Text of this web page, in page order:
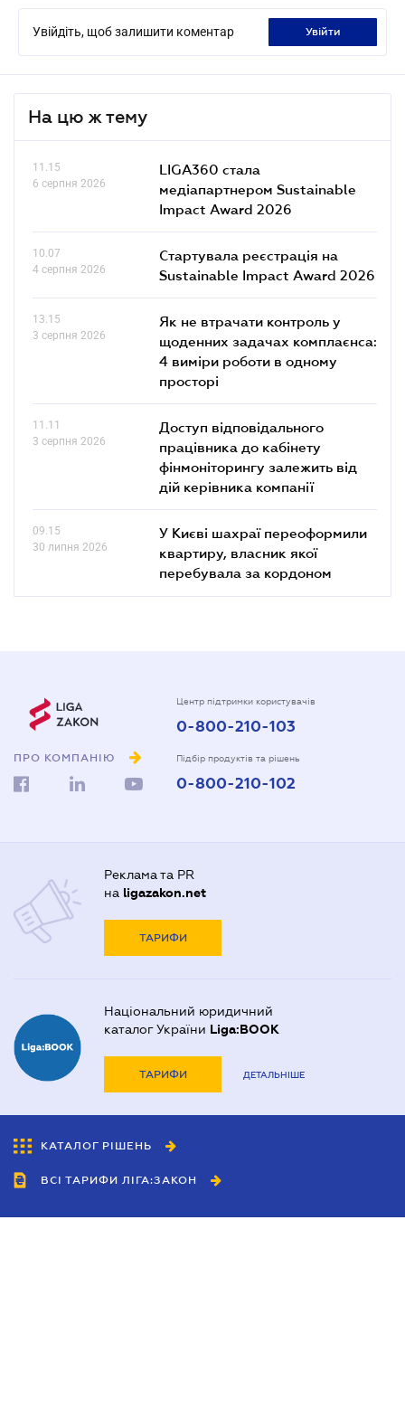
Увійдіть, щоб залишити коментар увійти
На цю ж тему
11.15
6 серпня 2026
LIGA360 стала
медіапартнером Sustainable
Impact Award 2026
10.07
4 серпня 2026
Стартувала реєстрація на
Sustainable Impact Award 2026
13.15
3 серпня 2026
Як не втрачати контроль у
щоденних задачах комплаєнса:
4 виміри роботи в одному
просторі
11.11
3 серпня 2026
Доступ відповідального
працівника до кабінету
фінмоніторингу залежить від
дій керівника компанії
09.15
30 липня 2026
У Києві шахраї переоформили
квартиру, власник якої
перебувала за кордоном
ПРО КОМПАНІЮ
Центр підтримки користувачів
0-800-210-103
Підбір продуктів та рішень
0-800-210-102
Реклама та PR
на ligazakon.net
ТАРИФИ
Національний юридичний
каталог України Liga:BOOK
ТАРИФИ ДЕТАЛЬНІШЕ
КАТАЛОГ РІШЕНЬ
ВСІ ТАРИФИ ЛІГА:ЗАКОН